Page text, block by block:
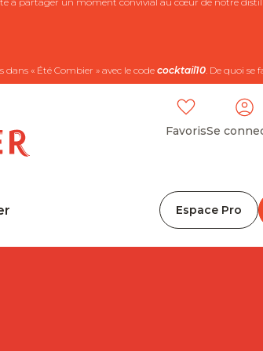
« Été Combier » avec le code cocktail10. De quoi se
FavorisSe
Espace Pro